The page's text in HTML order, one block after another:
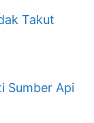
Takut
Sumber Api